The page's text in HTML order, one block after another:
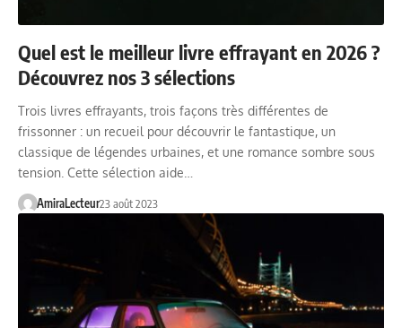
Quel est le meilleur livre effrayant en 2026 ?
Découvrez nos 3 sélections
Trois livres effrayants, trois façons très différentes de
frissonner : un recueil pour découvrir le fantastique, un
classique de légendes urbaines, et une romance sombre sous
tension. Cette sélection aide…
AmiraLecteur23 août 2023